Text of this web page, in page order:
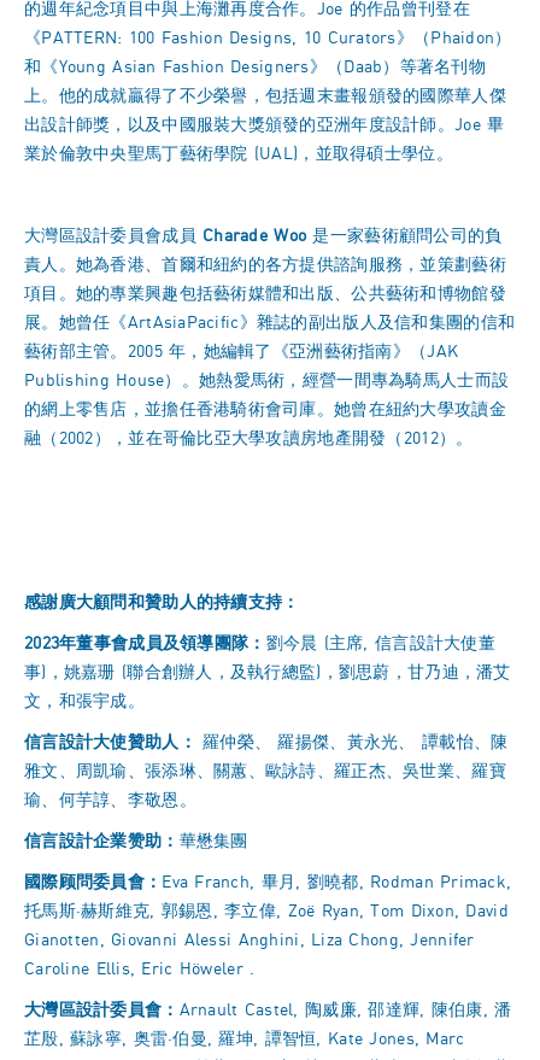
的週年紀念項目中與上海灘再度合作。Joe 的作品曾刊登在
《PATTERN: 100 Fashion Designs, 10 Curators》（Phaidon）
和《Young Asian Fashion Designers》（Daab）等著名刊物
上。他的成就贏得了不少榮譽，包括週末畫報頒發的國際華人傑
出設計師獎，以及中國服裝大獎頒發的亞洲年度設計師。Joe 畢
業於倫敦中央聖馬丁藝術學院 (UAL)，並取得碩士學位。
大灣區設計委員會成員 Charade Woo 是一家藝術顧問公司的負
責人。她為香港、首爾和紐約的各方提供諮詢服務，並策劃藝術
項目。她的專業興趣包括藝術媒體和出版、公共藝術和博物館發
展。她曾任《ArtAsiaPacific》雜誌的副出版人及信和集團的信和
藝術部主管。2005 年，她編輯了《亞洲藝術指南》（JAK
Publishing House）。她熱愛馬術，經營一間專為騎馬人士而設
的網上零售店，並擔任香港騎術會司庫。她曾在紐約大學攻讀金
融（2002），並在哥倫比亞大學攻讀房地產開發（2012）。
感謝廣大顧問和贊助人的持續支持：
2023年董事會成員及領導團隊： 劉今晨 (主席, 信言設計大使董
事)，姚嘉珊 (聯合創辦人，及執行總監)，劉思蔚，甘乃迪，潘艾
文，和張宇成。
信言設計大使贊助人：
羅仲榮、 羅揚傑、黃永光、 譚載怡、陳
雅文、周凱瑜、張添琳、關蕙、歐詠詩、羅正杰、吳世業、羅寶
瑜、何芋諄、李敬恩。
信言設計企業赞助： 華懋集團
國際顾問委員會： Eva Franch, 畢月, 劉曉都, Rodman Primack,
托馬斯·赫斯維克, 郭錫恩, 李立偉, Zoë Ryan, Tom Dixon, David
Gianotten, Giovanni Alessi Anghini, Liza Chong, Jennifer
Caroline Ellis, Eric Höweler .
大灣區設計委員會： Arnault Castel, 陶威廉, 邵達輝, 陳伯康, 潘
芷殷, 蘇詠寧, 奥雷·伯曼, 羅坤, 譚智恒, Kate Jones, Marc